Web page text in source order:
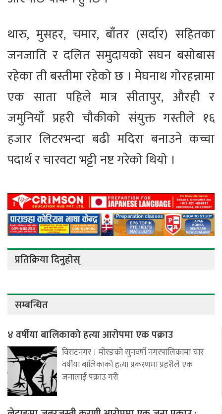
थारु, मुसहर, चमार, बाँतर (सर्दार) सहितका
जनजाति र दलित समुदायको सघन बसोबास
रहेका ती बस्तीमा रहेको छ । मेघनाथ गोरहन्नामा
एक साता पहिले मात्र सीतापुर, औरही र
जमुनियाँ प्रहरी चौकीको संयुक्त गस्तीले १६
हजार लिटरभन्दा बढी मदिरा बनाउने कच्चा
पदार्थ र चारवटा भट्टी नष्ट गरेको थियो ।
प्रतिक्रिया दिनुहोस्
सम्बन्धित
४ वर्षीया बालिकाको हत्या आरोपमा एक पक्राउ
विराटनगर । मोरङको सुनवर्षी नगरपालिकामा चार
वर्षीया बालिकाको हत्या प्रकरणमा प्रहरीले एक
जनालाई पक्राउ गरी